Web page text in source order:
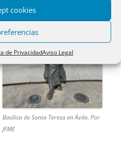
cookies
de PrivacidadAviso Legal
Basílica de Santa Teresa en Ávila. Por
JFME